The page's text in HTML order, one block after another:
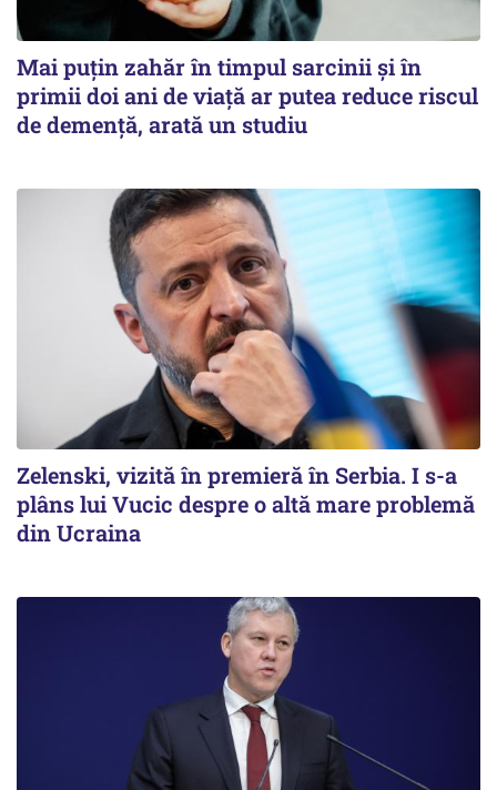
Mai puțin zahăr în timpul sarcinii și în
primii doi ani de viață ar putea reduce riscul
de demență, arată un studiu
Zelenski, vizită în premieră în Serbia. I s-a
plâns lui Vucic despre o altă mare problemă
din Ucraina